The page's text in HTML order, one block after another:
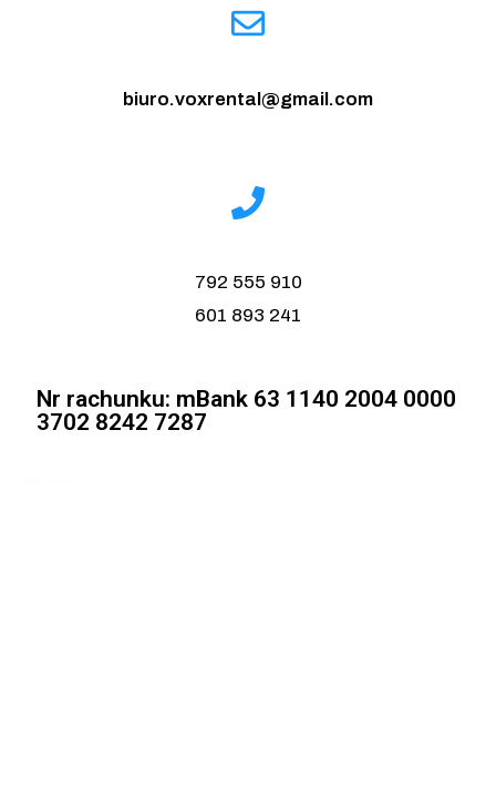
biuro.voxrental@gmail.com
792 555 910
601 893 241
Nr rachunku: mBank 63 1140 2004 0000
3702 8242 7287